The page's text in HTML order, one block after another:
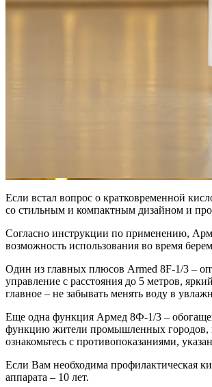
Если встал вопрос о кратковременной
со стильным и компактным дизайном и
Согласно инструкции по применению,
возможность использования во время
Один из главных плюсов Armed 8F-1/3 –
управление с расстояния до 5 метров,
главное – не забывать менять воду в
Еще одна функция Армед 8Ф-1/3 –
функцию жители промышленных городов,
ознакомьтесь с противопоказаниями,
Если Вам необходима профилактическая
аппарата – 10 лет.